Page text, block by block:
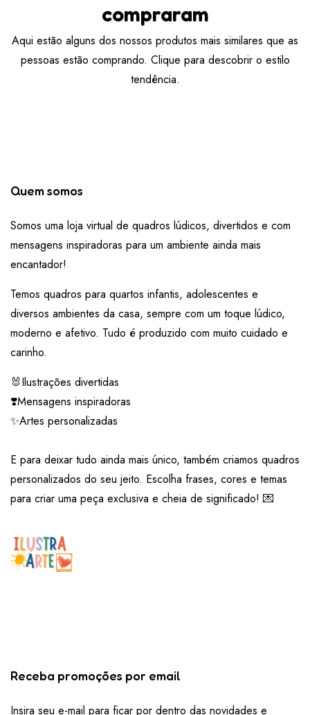
compraram
Aqui estão alguns dos nossos produtos mais similares que as
pessoas estão comprando. Clique para descobrir o estilo
tendência.
Quem somos
Somos uma loja virtual de quadros lúdicos, divertidos e com
mensagens inspiradoras para um ambiente ainda mais
encantador!
Temos quadros para quartos infantis, adolescentes e
diversos ambientes da casa, sempre com um toque lúdico,
moderno e afetivo. Tudo é produzido com muito cuidado e
carinho.
🐰Ilustrações divertidas
❣️Mensagens inspiradoras
✨Artes personalizadas
E para deixar tudo ainda mais único, também criamos quadros
personalizados do seu jeito. Escolha frases, cores e temas
para criar uma peça exclusiva e cheia de significado! 💌
Receba promoções por email
Insira seu e-mail para ficar por dentro das novidades e